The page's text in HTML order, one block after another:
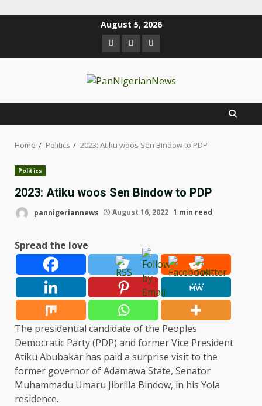
August 5, 2026
Home Politics 2023: Atiku woos Sen Bindow to PDP
Politics
2023: Atiku woos Sen Bindow to PDP
pannigeriannews August 16, 2022 1 min read
Spread the love
The presidential candidate of the Peoples
Democratic Party (PDP) and former Vice President
Atiku Abubakar has paid a surprise visit to the
former governor of Adamawa State, Senator
Muhammadu Umaru Jibrilla Bindow, in his Yola
residence.